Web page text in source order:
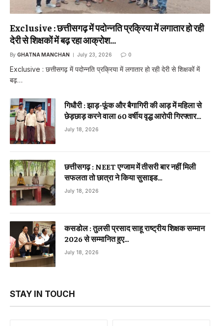
Exclusive : छत्तीसगढ़ में पदोन्नति प्रक्रिया में लगातार हो रही
देरी से शिक्षकों में बढ़ रहा आक्रोश…
By GHATNA MANCHAN July 23, 2026 0
Exclusive : छत्तीसगढ़ में पदोन्नति प्रक्रिया में लगातार हो रही देरी से शिक्षकों में
बढ़…
गिधौरी : झाड़-फूंक और बैगागिरी की आड़ में महिला से
छेड़छाड़ करने वाला 60 वर्षीय वृद्ध आरोपी गिरफ्तार…
July 18, 2026
छत्तीसगढ़ : NEET एग्जाम में तीसरी बार नहीं मिली
सफलता तो छात्रा ने किया सुसाइड…
July 18, 2026
कसडोल : तुलसी प्रसाद साहू राष्ट्रीय शिक्षक सम्मान
2026 से सम्मानित हुए…
July 18, 2026
STAY IN TOUCH